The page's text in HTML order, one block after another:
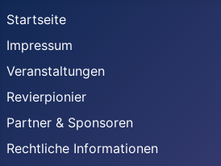
Startseite
Impressum
Veranstaltungen
Revierpionier
Partner & Sponsoren
Rechtliche Informationen